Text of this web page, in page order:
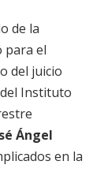
de la
para el
del juicio
Instituto
Ángel
en la